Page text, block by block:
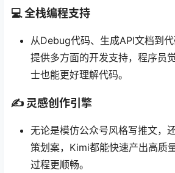
💻 全栈编程支持
从Debug代码、生成API文档到
提供多方面的开发支持，程序员
士也能更好理解代码。
✍️ 灵感创作引擎
无论是模仿公众号风格写推文，
策划案，Kimi都能快速产出高质
过程更顺畅。